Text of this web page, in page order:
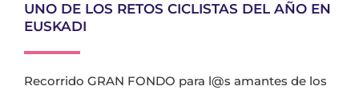
UNO DE LOS RETOS CICLISTAS DEL AÑO EN
EUSKADI
Recorrido GRAN FONDO para l@s amantes de los